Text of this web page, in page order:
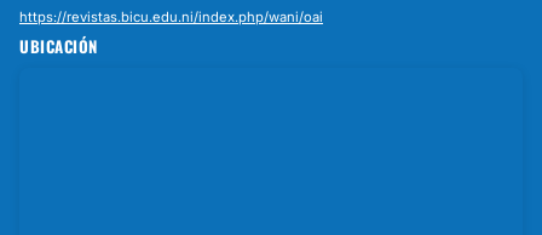
https://revistas.bicu.edu.ni/index.php/wani/oai
UBICACIÓN